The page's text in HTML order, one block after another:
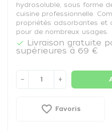
hydrosoluble, sous forme
cuisine professionnelle.
propriétés adsorbantes et
pour de nombreux usages.

Livraison gratuite
supérieures à 69 €
− +
favorite_border Favoris